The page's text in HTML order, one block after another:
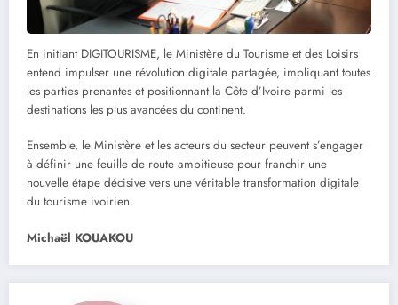
En initiant DIGITOURISME, le Ministère du Tourisme et des Loisirs
entend impulser une révolution digitale partagée, impliquant toutes
les parties prenantes et positionnant la Côte d’Ivoire parmi les
destinations les plus avancées du continent.
Ensemble, le Ministère et les acteurs du secteur peuvent s’engager
à définir une feuille de route ambitieuse pour franchir une
nouvelle étape décisive vers une véritable transformation digitale
du tourisme ivoirien.
Michaël KOUAKOU